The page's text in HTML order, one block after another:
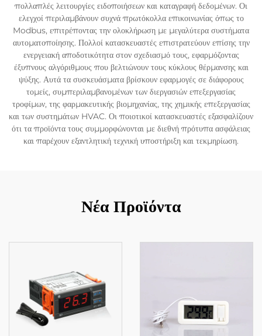
πολλαπλές λειτουργίες ειδοποιήσεων και καταγραφή δεδομένων. Οι
ελεγχοί περιλαμβάνουν συχνά πρωτόκολλα επικοινωνίας όπως το
Modbus, επιτρέποντας την ολοκλήρωση με μεγαλύτερα συστήματα
αυτοματοποίησης. Πολλοί κατασκευαστές επιστρατεύουν επίσης την
ενεργειακή αποδοτικότητα στον σχεδιασμό τους, εφαρμόζοντας
έξυπνους αλγόριθμους που βελτιώνουν τους κύκλους θέρμανσης και
ψύξης. Αυτά τα συσκευάσματα βρίσκουν εφαρμογές σε διάφορους
τομείς, συμπεριλαμβανομένων των διεργασιών επεξεργασίας
τροφίμων, της φαρμακευτικής βιομηχανίας, της χημικής επεξεργασίας
και των συστημάτων HVAC. Οι ποιοτικοί κατασκευαστές εξασφαλίζουν
ότι τα προϊόντα τους συμμορφώνονται με διεθνή πρότυπα ασφάλειας
και παρέχουν εξαντλητική τεχνική υποστήριξη και τεκμηρίωση.
Νέα Προϊόντα